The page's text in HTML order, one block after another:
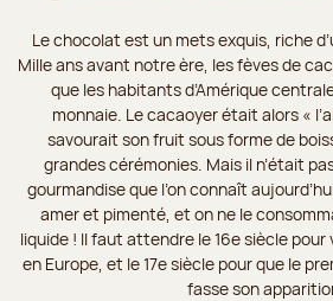
Le chocolat est un mets exquis, riche
Mille ans avant notre ère, les fèves de
que les habitants d’Amérique
monnaie. Le cacaoyer était alors «
savourait son fruit sous forme de
grandes cérémonies. Mais il n’était
gourmandise que l’on connaît
amer et pimenté, et on ne le
liquide ! Il faut attendre le 16e siècle
en Europe, et le 17e siècle pour que le
fasse son